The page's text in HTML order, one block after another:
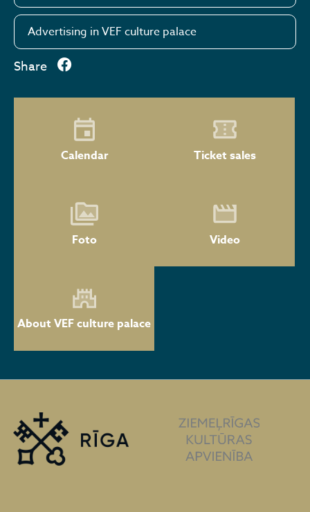
Advertising in VEF culture palace
Share
Calendar Ticket sales
Foto Video
About VEF culture palace